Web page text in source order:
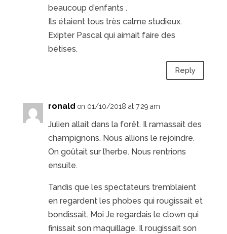
beaucoup d’enfants .
Ils étaient tous très calme studieux.
Exipter Pascal qui aimait faire des
bétises.
Reply
ronald on 01/10/2018 at 7:29 am
Julien allait dans la forêt. Il ramassait des
champignons. Nous allions le rejoindre.
On goûtait sur l’herbe. Nous rentrions
ensuite.
Tandis que les spectateurs tremblaient
en regardent les phobes qui rougissait et
bondissait. Moi Je regardais le clown qui
finissait son maquillage. Il rougissait son